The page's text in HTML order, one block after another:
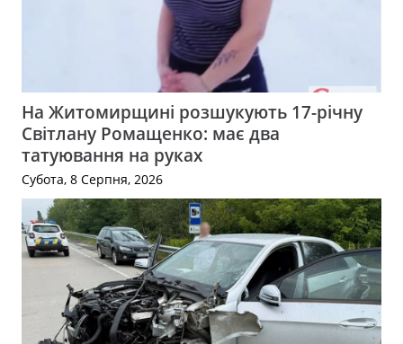
На Житомирщині розшукують 17-річну
Світлану Ромащенко: має два
татуювання на руках
Субота, 8 Серпня, 2026